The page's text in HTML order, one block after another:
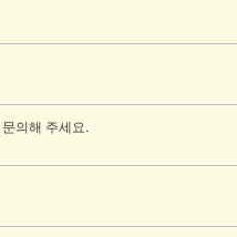
의해 주세요.